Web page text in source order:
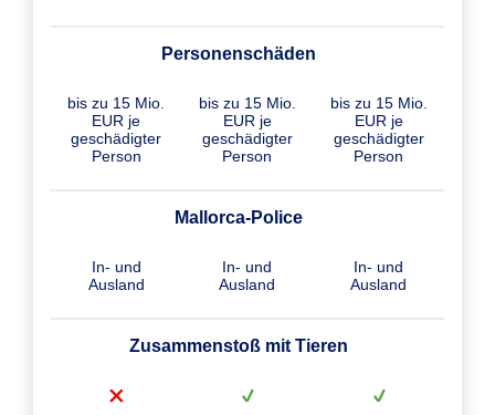
Personenschäden
bis zu 15 Mio.
EUR je
geschädigter
Person
bis zu 15 Mio.
EUR je
geschädigter
Person
bis zu 15 Mio.
EUR je
geschädigter
Person
Mallorca-Police
In- und
Ausland
In- und
Ausland
In- und
Ausland
Zusammenstoß mit Tieren